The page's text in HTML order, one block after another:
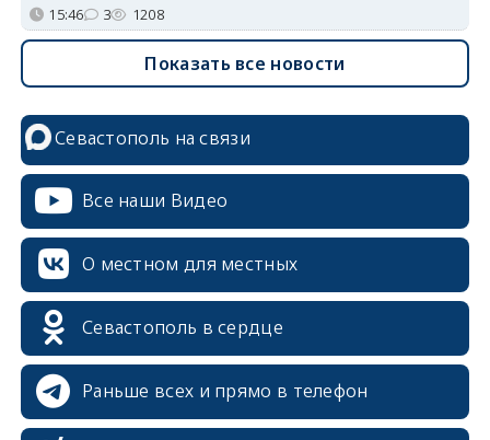
15:46 3 1208
Показать все новости
Севастополь на связи
Все наши Видео
О местном для местных
Севастополь в сердце
Раньше всех и прямо в телефон